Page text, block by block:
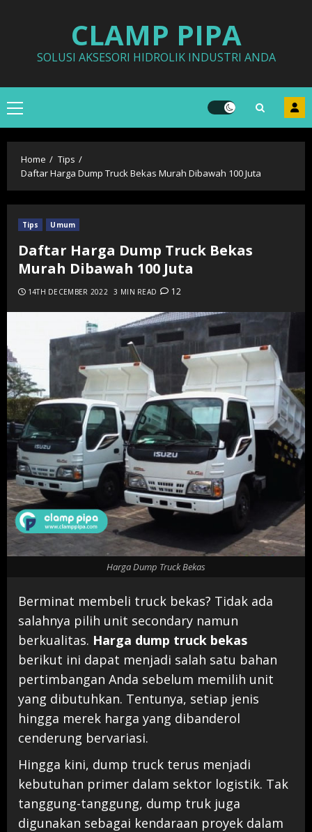
CLAMP PIPA
SOLUSI AKSESORI HIDROLIK INDUSTRI ANDA
Primary
Menu
Home
Tips
Daftar Harga Dump Truck Bekas Murah Dibawah 100 Juta
Tips Umum
Daftar Harga Dump Truck Bekas
Murah Dibawah 100 Juta
14TH DECEMBER 2022 3 MIN READ 12
Harga Dump Truck Bekas
Berminat membeli truck bekas? Tidak ada
salahnya pilih unit secondary namun
berkualitas. Harga dump truck bekas
berikut ini dapat menjadi salah satu bahan
pertimbangan Anda sebelum memilih unit
yang dibutuhkan. Tentunya, setiap jenis
hingga merek harga yang dibanderol
cenderung bervariasi.
Hingga kini, dump truck terus menjadi
kebutuhan primer dalam sektor logistik. Tak
tanggung-tanggung, dump truk juga
digunakan sebagai kendaraan proyek dalam